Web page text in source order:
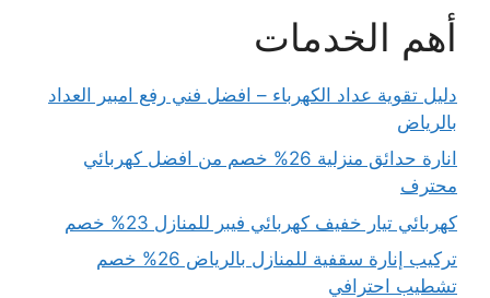
أهم الخدمات
دليل تقوية عداد الكهرباء – افضل فني رفع امبير العداد
بالرياض
انارة حدائق منزلية 26% خصم من افضل كهربائي
محترف
كهربائي تيار خفيف كهربائي فيبر للمنازل 23% خصم
تركيب إنارة سقفية للمنازل بالرياض 26% خصم
تشطيب احترافي